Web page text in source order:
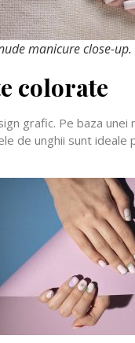
manicure close-
colorate
grafic. Pe baza unei
de unghii sunt